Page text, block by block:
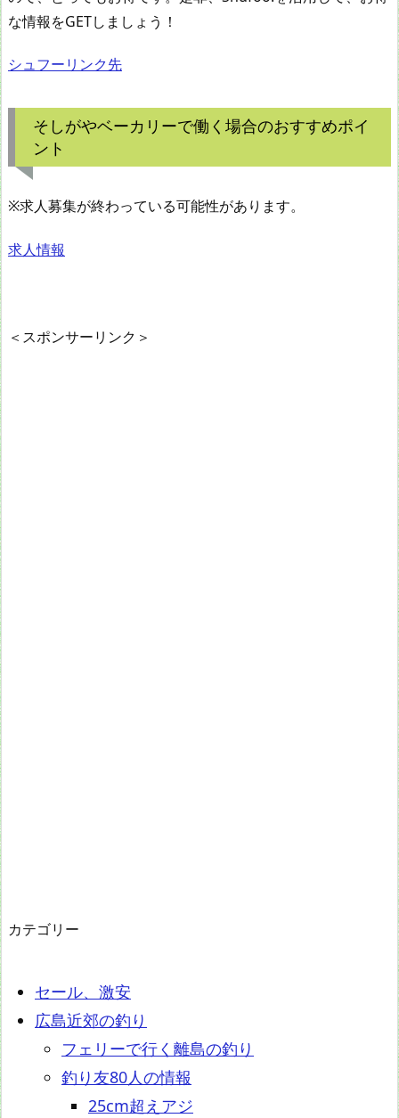
な情報をGETしましょう！
シュフーリンク先
そしがやベーカリーで働く場合のおすすめポイ
ント
※求人募集が終わっている可能性があります。
求人情報
＜スポンサーリンク＞
カテゴリー
セール、激安
広島近郊の釣り
フェリーで行く離島の釣り
釣り友80人の情報
25cm超えアジ